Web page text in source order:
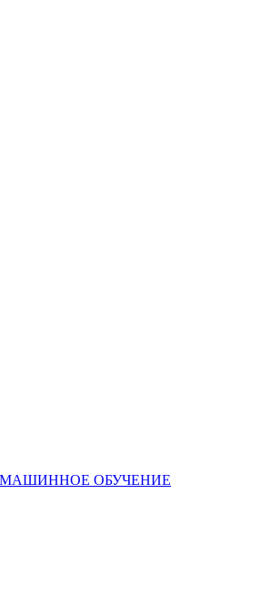
МАШИННОЕ ОБУЧЕНИЕ